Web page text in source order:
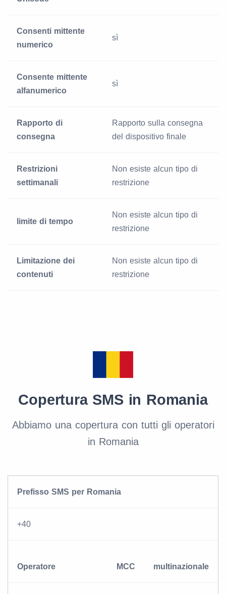
Consenti mittente
numerico
sì
Consente mittente
alfanumerico
sì
Rapporto di
consegna
Rapporto sulla consegna
del dispositivo finale
Restrizioni
settimanali
Non esiste alcun tipo di
restrizione
limite di tempo
Non esiste alcun tipo di
restrizione
Limitazione dei
contenuti
Non esiste alcun tipo di
restrizione
Copertura SMS in Romania
Abbiamo una copertura con tutti gli operatori
in Romania
Prefisso SMS per Romania
+40
Operatore MCC multinazionale